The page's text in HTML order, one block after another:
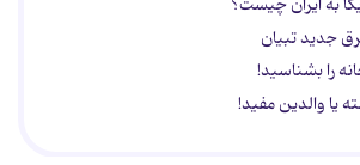
جدید تبیان
را بشناسید!
یا والدین مفید!